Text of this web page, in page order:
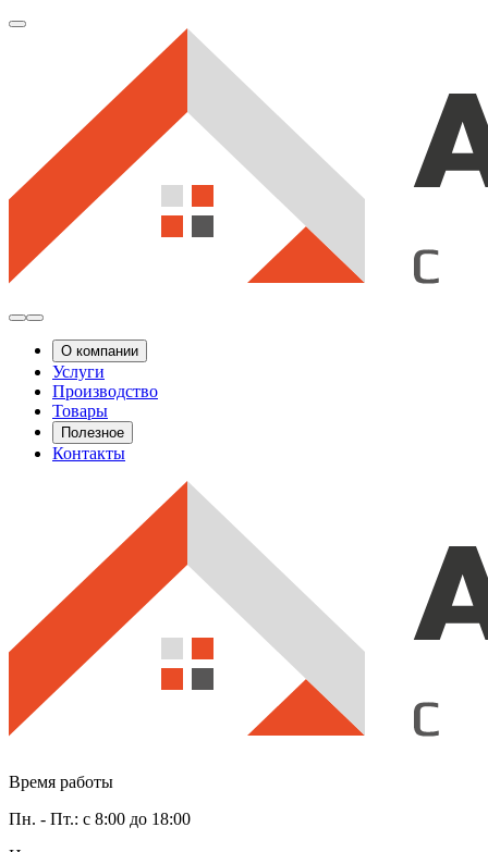
О компании
Услуги
Производство
Товары
Полезное
Контакты
Время работы
Пн. - Пт.: с 8:00 до 18:00